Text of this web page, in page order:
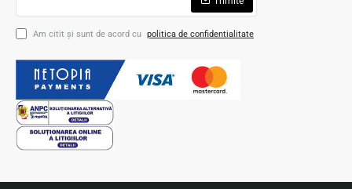
Am citit şi sunt de acord cu politica de confidentialitate